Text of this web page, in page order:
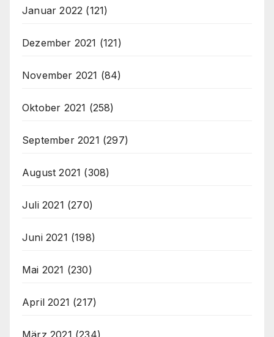
Januar 2022 (121)
Dezember 2021 (121)
November 2021 (84)
Oktober 2021 (258)
September 2021 (297)
August 2021 (308)
Juli 2021 (270)
Juni 2021 (198)
Mai 2021 (230)
April 2021 (217)
März 2021 (234)